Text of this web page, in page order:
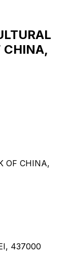
CHINA,
OF CHINA,
437000